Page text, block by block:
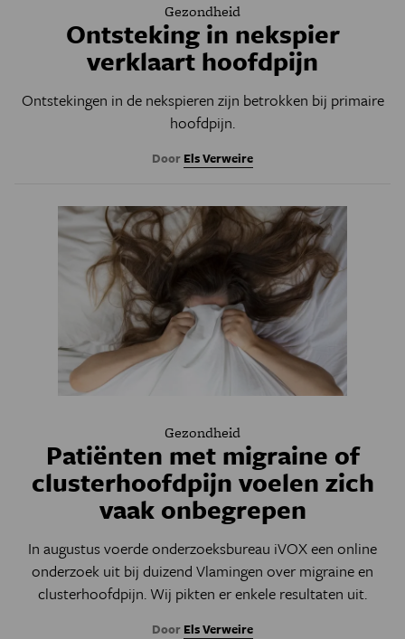
Gezondheid
Ontsteking in nekspier
verklaart hoofdpijn
Ontstekingen in de nekspieren zijn betrokken bij primaire
hoofdpijn.
Door Els Verweire
Gezondheid
Patiënten met migraine of
clusterhoofdpijn voelen zich
vaak onbegrepen
In augustus voerde onderzoeksbureau iVOX een online
onderzoek uit bij duizend Vlamingen over migraine en
clusterhoofdpijn. Wij pikten er enkele resultaten uit.
Door Els Verweire